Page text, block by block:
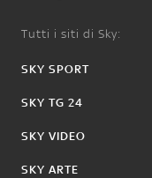
Tutti i siti di Sky:
SKY SPORT
SKY TG 24
SKY VIDEO
SKY ARTE